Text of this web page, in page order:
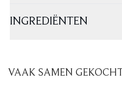
INGREDIËNTEN
VAAK SAMEN GEKOCHT